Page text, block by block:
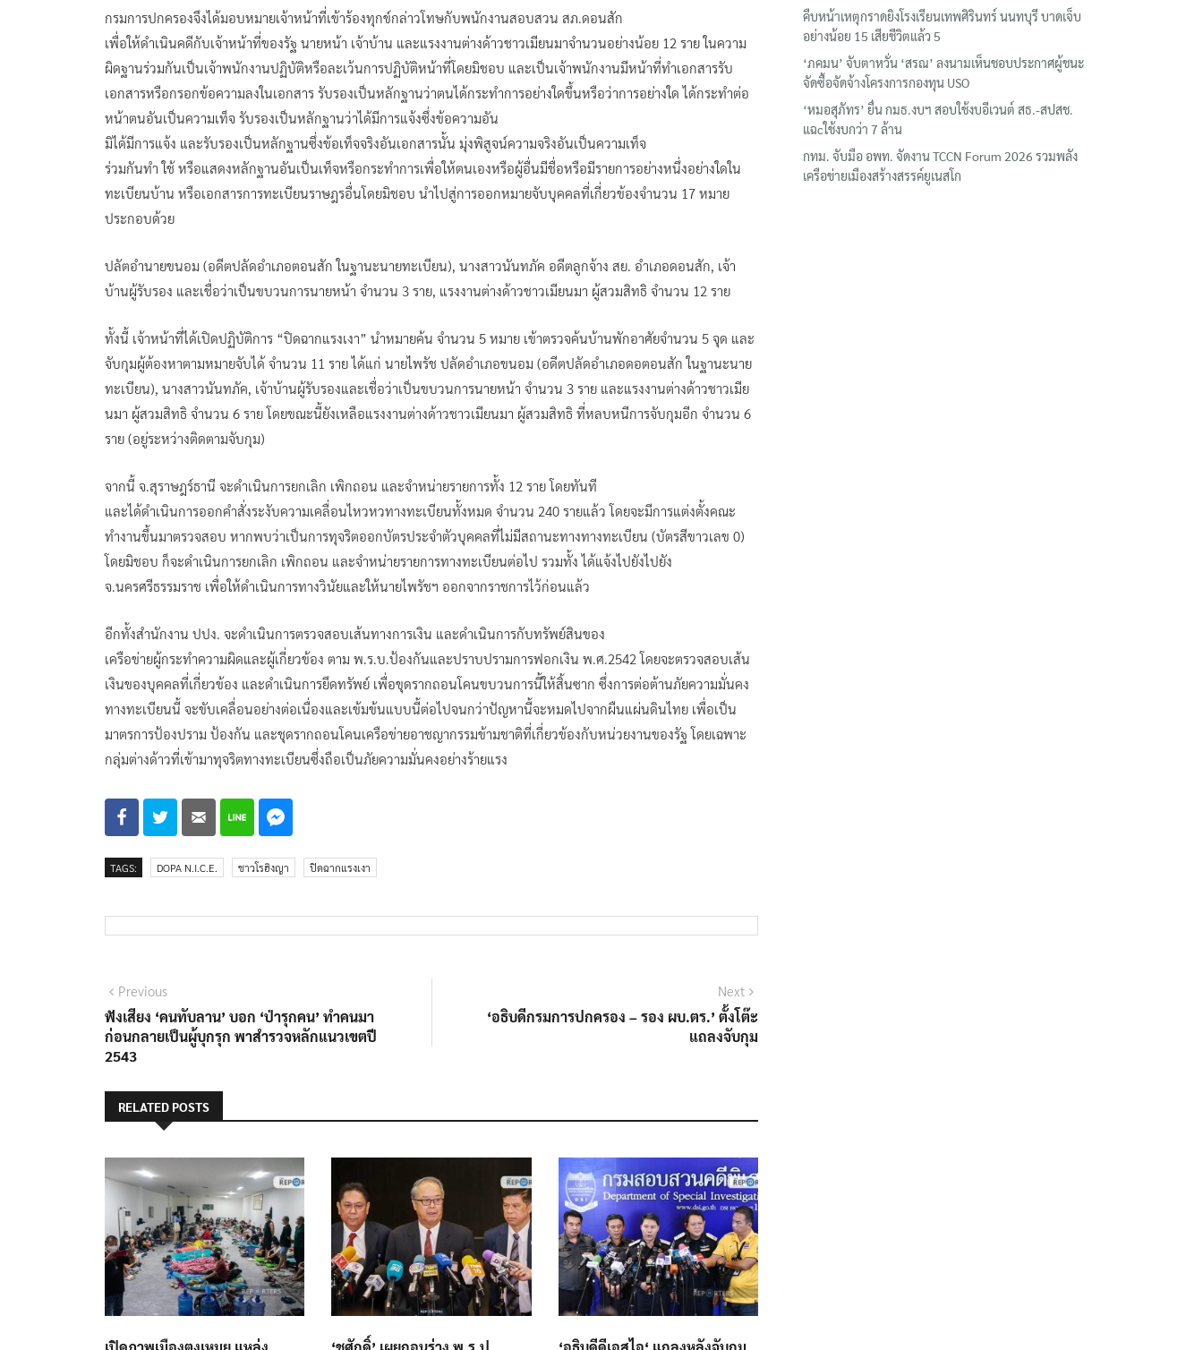
กรมการปกครองจึงได้มอบหมายเจ้าหน้าที่เข้าร้องทุกข์กล่าวโทษกับพนักงานสอบสวน สภ.ดอนสัก
เพื่อให้ดำเนินคดีกับเจ้าหน้าที่ของรัฐ นายหน้า เจ้าบ้าน และแรงงานต่างด้าวชาวเมียนมาจำนวนอย่างน้อย 12 ราย ในความ
ผิดฐานร่วมกันเป็นเจ้าพนักงานปฏิบัติหรือละเว้นการปฏิบัติหน้าที่โดยมิชอบ และเป็นเจ้าพนักงานมีหน้าที่ทำเอกสารรับ
เอกสารหรือกรอกข้อความลงในเอกสาร รับรองเป็นหลักฐานว่าตนได้กระทำการอย่างใดขึ้นหรือว่าการอย่างใด ได้กระทำต่อ
หน้าตนอันเป็นความเท็จ รับรองเป็นหลักฐานว่าได้มีการแจ้งซึ่งข้อความอัน
มิได้มีการแจ้ง และรับรองเป็นหลักฐานซึ่งข้อเท็จจริงอันเอกสารนั้น มุ่งพิสูจน์ความจริงอันเป็นความเท็จ
ร่วมกันทำ ใช้ หรือแสดงหลักฐานอันเป็นเท็จหรือกระทำการเพื่อให้ตนเองหรือผู้อื่นมีชื่อหรือมีรายการอย่างหนึ่งอย่างใดใน
ทะเบียนบ้าน หรือเอกสารการทะเบียนราษฎรอื่นโดยมิชอบ นำไปสู่การออกหมายจับบุคคลที่เกี่ยวข้องจำนวน 17 หมาย
ประกอบด้วย
ปลัตอำนายขนอม (อดีตปลัดอำเภอตอนสัก ในฐานะนายทะเบียน), นางสาวนันทภัค อดีตลูกจ้าง สย. อำเภอดอนสัก, เจ้า
บ้านผู้รับรอง และเชื่อว่าเป็นขบวนการนายหน้า จำนวน 3 ราย, แรงงานต่างด้าวชาวเมียนมา ผู้สวมสิทธิ จำนวน 12 ราย
ทั้งนี้ เจ้าหน้าที่ได้เปิดปฏิบัติการ “ปิดฉากแรงเงา” นำหมายค้น จำนวน 5 หมาย เข้าตรวจค้นบ้านพักอาศัยจำนวน 5 จุด และ
จับกุมผู้ต้องหาตามหมายจับได้ จำนวน 11 ราย ได้แก่ นายไพรัช ปลัดอำเภอขนอม (อดีตปลัดอำเภอดอตอนสัก ในฐานะนาย
ทะเบียน), นางสาวนันทภัค, เจ้าบ้านผู้รับรองและเชื่อว่าเป็นขบวนการนายหน้า จำนวน 3 ราย และแรงงานต่างด้าวชาวเมีย
นมา ผู้สวมสิทธิ จำนวน 6 ราย โดยขณะนี้ยังเหลือแรงงานต่างด้าวชาวเมียนมา ผู้สวมสิทธิ ที่หลบหนีการจับกุมอีก จำนวน 6
ราย (อยู่ระหว่างติดตามจับกุม)
จากนี้ จ.สุราษฎร์ธานี จะดำเนินการยกเลิก เพิกถอน และจำหน่ายรายการทั้ง 12 ราย โดยทันที
และได้ดำเนินการออกคำสั่งระงับความเคลื่อนไหวหวทางทะเบียนทั้งหมด จำนวน 240 รายแล้ว โดยจะมีการแต่งตั้งคณะ
ทำงานขึ้นมาตรวจสอบ หากพบว่าเป็นการทุจริตออกบัตรประจำตัวบุคคลที่ไม่มีสถานะทางทางทะเบียน (บัตรสีขาวเลข 0)
โดยมิชอบ ก็จะดำเนินการยกเลิก เพิกถอน และจำหน่ายรายการทางทะเบียนต่อไป รวมทั้ง ได้แจ้งไปยังไปยัง
จ.นครศรีธรรมราช เพื่อให้ดำเนินการทางวินัยและให้นายไพรัชฯ ออกจากราชการไว้ก่อนแล้ว
อีกทั้งสำนักงาน ปปง. จะดำเนินการตรวจสอบเส้นทางการเงิน และดำเนินการกับทรัพย์สินของ
เครือข่ายผู้กระทำความผิดและผู้เกี่ยวข้อง ตาม พ.ร.บ.ป้องกันและปราบปรามการฟอกเงิน พ.ศ.2542 โดยจะตรวจสอบเส้น
เงินของบุคคลที่เกี่ยวข้อง และดำเนินการยึดทรัพย์ เพื่อขุดรากถอนโคนขบวนการนี้ให้สิ้นซาก ซึ่งการต่อต้านภัยความมั่นคง
ทางทะเบียนนี้ จะขับเคลื่อนอย่างต่อเนื่องและเข้มข้นแบบนี้ต่อไปจนกว่าปัญหานี้จะหมดไปจากผืนแผ่นดินไทย เพื่อเป็น
มาตรการป้องปราม ป้องกัน และชุดรากถอนโคนเครือข่ายอาชญากรรมข้ามชาติที่เกี่ยวข้องกับหน่วยงานของรัฐ โดยเฉพาะ
กลุ่มต่างด้าวที่เข้ามาทุจริตทางทะเบียนซึ่งถือเป็นภัยความมั่นคงอย่างร้ายแรง
TAGS: DOPA N.I.C.E. ชาวโรฮิงญา ปิดฉากแรงเงา
แนะแนว
เรื่อง
PreviousPrevious
post:
ฟังเสียง ‘คนทับลาน’ บอก ‘ป่ารุกคน’ ทำคนมา
ก่อนกลายเป็นผู้บุกรุก พาสำรวจหลักแนวเขตปี
2543
Next
post:
‘อธิบดีกรมการปกครอง – รอง ผบ.ตร.’ ตั้งโต๊ะ
แถลงจับกุม
RELATED POSTS
คืบหน้าเหตุกราดยิงโรงเรียนเทพศิรินทร์ นนทบุรี บาดเจ็บ
อย่างน้อย 15 เสียชีวิตแล้ว 5
‘ภคมน’ จับตาหวั่น ‘สรณ’ ลงนามเห็นชอบประกาศผู้ชนะ
จัดซื้อจัดจ้างโครงการกองทุน USO
‘หมอสุภัทร’ ยื่น กมธ.งบฯ สอบใช้งบอีเวนต์ สธ.-สปสช.
แฉcใช้งบกว่า 7 ล้าน
กทม. จับมือ อพท. จัดงาน TCCN Forum 2026 รวมพลัง
เครือข่ายเมืองสร้างสรรค์ยูเนสโก